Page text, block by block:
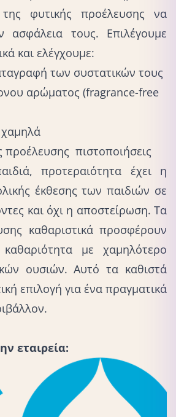
φυτικής προέλευσης να
ασφάλεια τους. Επιλέγουμε
και ελέγχουμε:
των συστατικών τους
αρώματος (fragrance-free
χαμηλά
προέλευσης πιστοποιήσεις
προτεραιότητα έχει η
έκθεσης των παιδιών σε
και όχι η αποστείρωση. Τα
καθαριστικά προσφέρουν
καθαριότητα με χαμηλότερο
ουσιών. Αυτό τα καθιστά
επιλογή για ένα πραγματικά
εταιρεία: